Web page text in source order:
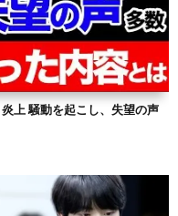
炎上 騒動を起こし、失望の声